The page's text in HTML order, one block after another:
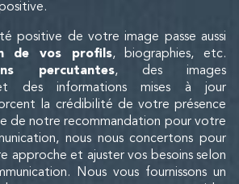
positive de votre image passe aussi
de vos profils, biographies, etc.
percutantes, des images
et des informations mises à jour
la crédibilité de votre présence
de notre recommandation pour votre
nous nous concertons pour
approche et ajuster vos besoins selon
Nous vous fournissons un